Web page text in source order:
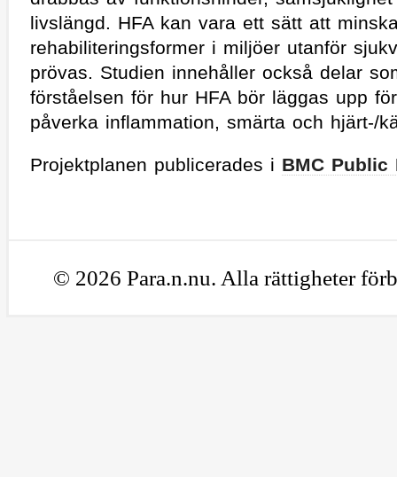
livslängd. HFA kan vara ett sätt att
rehabiliteringsformer i miljöer utanför
prövas. Studien innehåller också delar
förståelsen för hur HFA bör läggas upp
påverka inflammation, smärta och hjärt-/
Projektplanen publicerades i BMC Public
© 2026 Para.n.nu. Alla rättigheter